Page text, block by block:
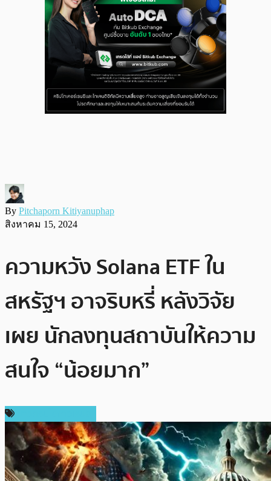
By Pitchaporn Kitiyanuphap
สิงหาคม 15, 2024
ความหวัง Solana ETF ใน
สหรัฐฯ​ อาจริบหรี่ หลังวิจัย
เผย นักลงทุนสถาบันให้ความ
สนใจ “น้อยมาก”